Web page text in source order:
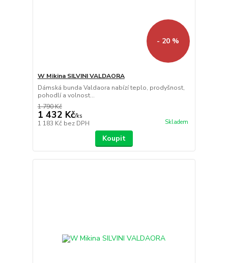
- 20 %
W Mikina SILVINI VALDAORA
Dámská bunda Valdaora nabízí teplo, prodyšnost,
pohodlí a volnost...
1 790 Kč
1 432 Kč/ks
1 183 Kč bez DPH Skladem
Koupit